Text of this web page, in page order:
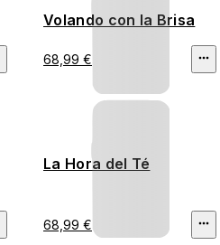
Volando con la Brisa
68,99 €
La Hora del Té
68,99 €